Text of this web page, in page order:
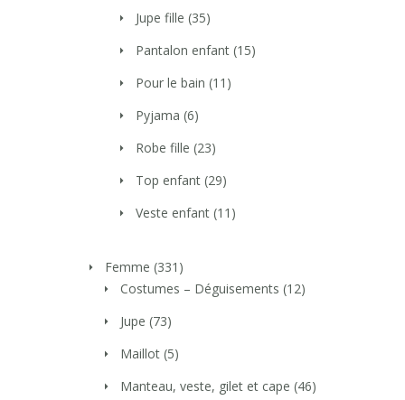
Jupe fille (35)
Pantalon enfant (15)
Pour le bain (11)
Pyjama (6)
Robe fille (23)
Top enfant (29)
Veste enfant (11)
Femme (331)
Costumes – Déguisements (12)
Jupe (73)
Maillot (5)
Manteau, veste, gilet et cape (46)